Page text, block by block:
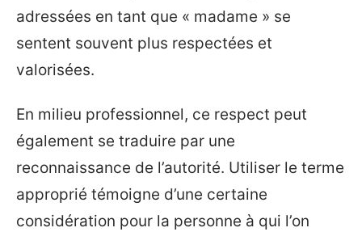
adressées en tant que « madame » se
sentent souvent plus respectées et
valorisées.
En milieu professionnel, ce respect peut
également se traduire par une
reconnaissance de l’autorité. Utiliser le terme
approprié témoigne d’une certaine
considération pour la personne à qui l’on